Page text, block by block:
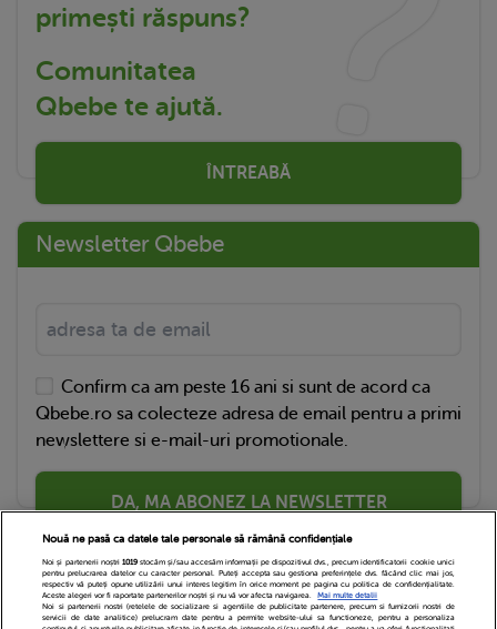
primești răspuns?
Comunitatea
Qbebe te ajută.
ÎNTREABĂ
Newsletter Qbebe
Confirm ca am peste 16 ani si sunt de acord ca
Qbebe.ro sa colecteze adresa de email pentru a primi
newslettere si e-mail-uri promotionale.
DA, MA ABONEZ LA NEWSLETTER
Nouă ne pasă ca datele tale personale să rămână confidențiale
Noi și partenerii noștri 1019stocăm și/sau accesăm informații pe dispozitivul dvs., precum identificatorii cookie unici
pentru prelucrarea datelor cu caracter personal. Puteți accepta sau gestiona preferințele dvs. făcând clic mai jos,
respectiv vă puteți opune utilizării unui interes legitim în orice moment pe pagina cu politica de confidențialitate.
Aceste alegeri vor fi raportate partenerilor noștri și nu vă vor afecta navigarea.
Mai multe detalii
Noi si partenerii nostri (retelele de socializare si agentiile de publicitate partenere, precum si furnizorii nostri de
servicii de date analitice) prelucram date pentru a permite website-ului sa functioneze, pentru a personaliza